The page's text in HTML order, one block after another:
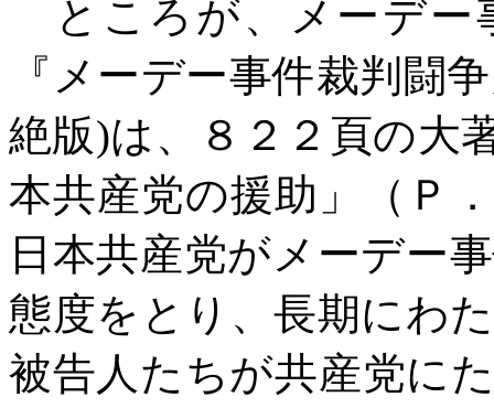
ところが、メーデー
『メーデー事件裁判闘
絶版)は、８２２頁の大
本共産党の援助」（Ｐ
日本共産党がメーデー
態度をとり、長期にわ
被告人たちが共産党に